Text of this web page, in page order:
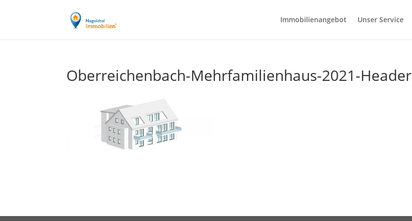
Immobilienangebot Unser Service
Oberreichenbach-Mehrfamilienhaus-2021-Header